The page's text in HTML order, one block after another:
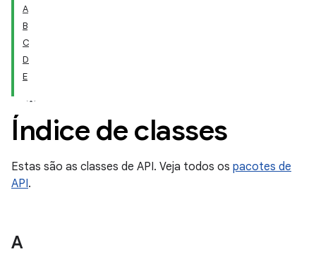
A
B
C
D
E
Índice de classes
Estas são as classes de API. Veja todos os pacotes de
API.
A